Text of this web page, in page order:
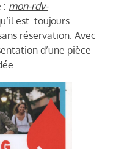
: mon-rdv-
est toujours
réservation. Avec
d’une pièce